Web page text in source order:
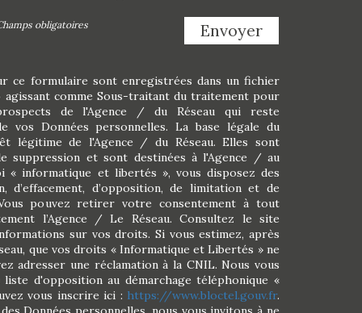
Envoyer
obligatoires
ce formulaire sont enregistrées dans un fichier
comme Sous-traitant du traitement pour
de l'Agence / du Réseau qui reste
vos Données personnelles. La base légale du
légitime de l'Agence / du Réseau. Elles sont
suppression et sont destinées à l'Agence / au
« informatique et libertés », vous disposez des
d’effacement, d’opposition, de limitation et de
pouvez retirer votre consentement à tout
l’Agence / Le Réseau. Consultez le site
sur vos droits. Si vous estimez, après
que vos droits « Informatique et Libertés » ne
adresser une réclamation à la CNIL. Nous vous
liste d'opposition au démarchage téléphonique «
vous inscrire ici : https://www.bloctel.gouv.fr.